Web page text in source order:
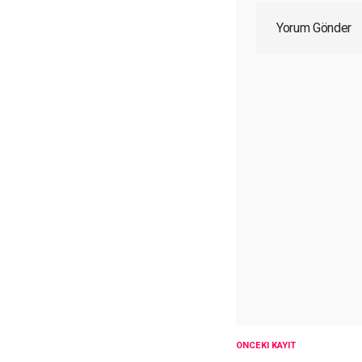
Yorum Gönder
ÖNCEKI KAYIT